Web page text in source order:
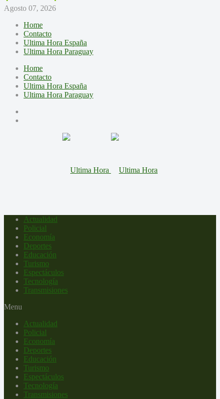
Agosto 07, 2026
Home
Contacto
Ultima Hora España
Ultima Hora Paraguay
Home
Contacto
Ultima Hora España
Ultima Hora Paraguay
Actualidad
Policial
Economía
Deportes
Educación
Turismo
Espectáculos
Tecnología
Transmisiones
Menu
Actualidad
Policial
Economía
Deportes
Educación
Turismo
Espectáculos
Tecnología
Transmisiones